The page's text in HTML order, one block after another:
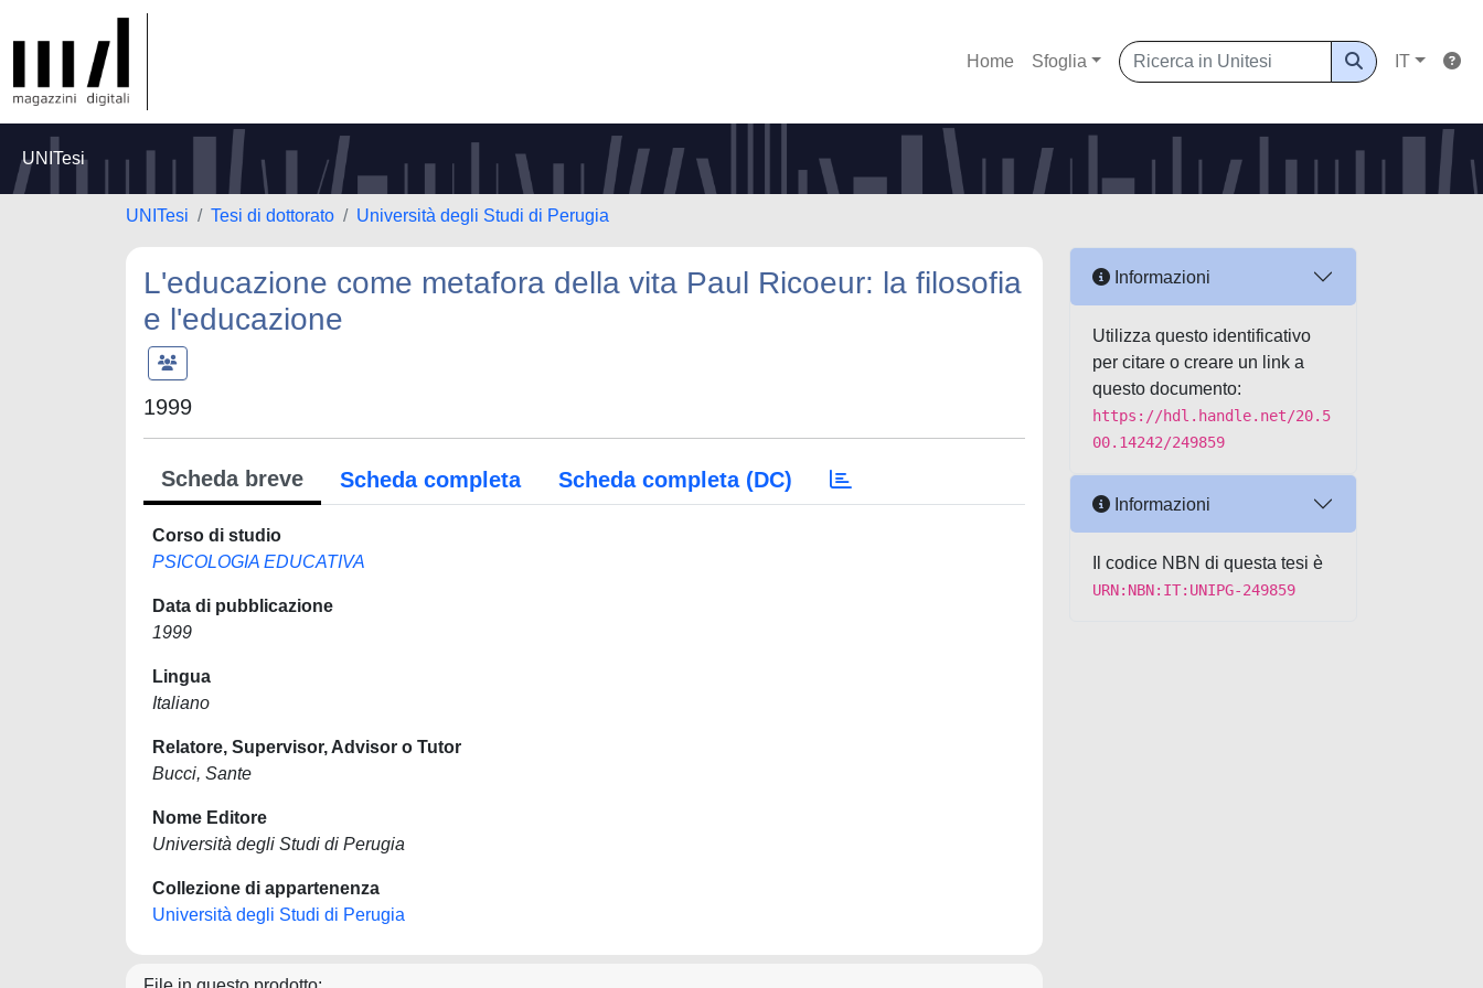
Home Sfoglia IT
UNITesi
UNITesi Tesi di dottorato Università degli Studi di Perugia
L'educazione come metafora della vita Paul Ricoeur: la filosofia
e l'educazione
1999
Scheda breve Scheda completa Scheda completa (DC)
Corso di studio
PSICOLOGIA EDUCATIVA
Data di pubblicazione
1999
Lingua
Italiano
Relatore, Supervisor, Advisor o Tutor
Bucci, Sante
Nome Editore
Università degli Studi di Perugia
Collezione di appartenenza
Università degli Studi di Perugia
Informazioni
Utilizza questo identificativo
per citare o creare un link a
questo documento:
https://hdl.handle.net/20.5
00.14242/249859
Informazioni
Il codice NBN di questa tesi è
URN:NBN:IT:UNIPG-249859